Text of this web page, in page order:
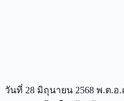
วันที่ 28 มิถุนายน 2568 พ.ต.